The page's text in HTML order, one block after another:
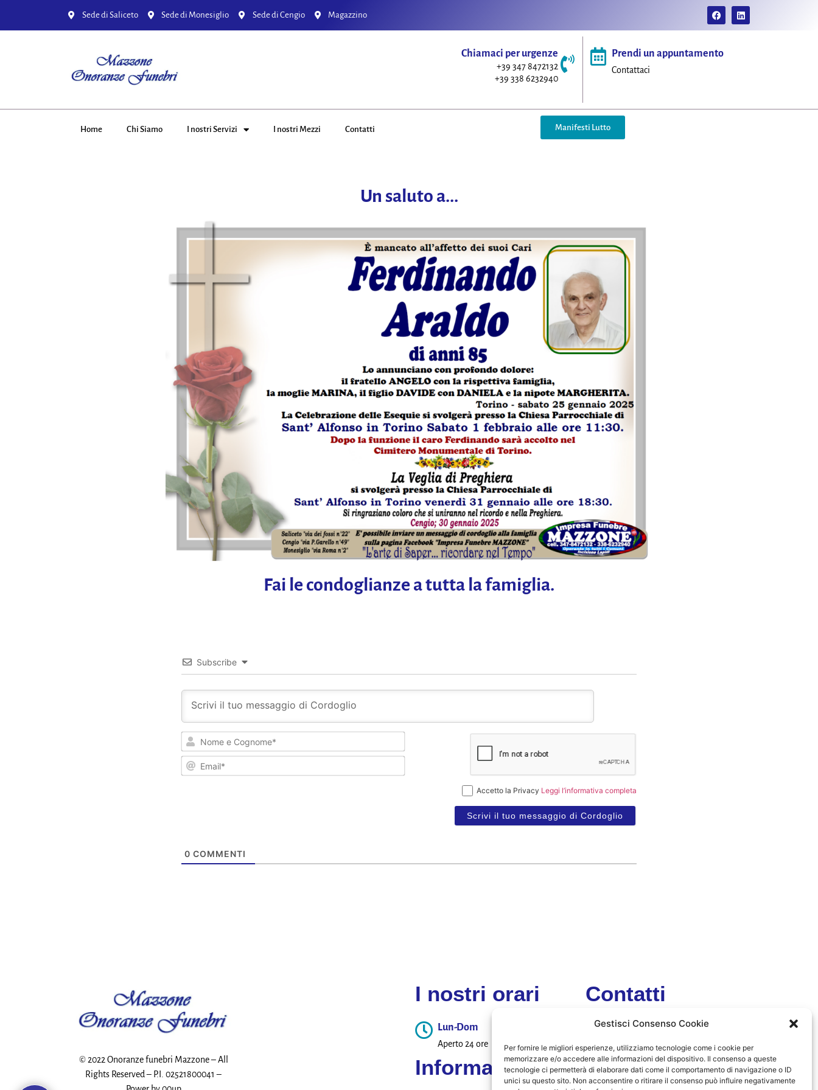
Gestisci Consenso Cookie
Per fornire le migliori esperienze, utilizziamo tecnologie come i cookie per
memorizzare e/o accedere alle informazioni del dispositivo. Il consenso a queste
tecnologie ci permetterà di elaborare dati come il comportamento di navigazione o ID
unici su questo sito. Non acconsentire o ritirare il consenso può influire negativamente
Sede di Saliceto Sede di Monesiglio Sede di Cengio Magazzino
Chiamaci per urgenze
+39 347 8472132
+39 338 6232940
Prendi un appuntamento
Contattaci
Home Chi Siamo I nostri Servizi I nostri Mezzi Contatti Manifesti Lutto
Un saluto a...
Fai le condoglianze a tutta la famiglia.
Subscribe
e
Accetto la Privacy Leggi l’informativa completa
0 COMMENTI
© 2022 Onoranze funebri Mazzone – All
Rights Reserved – P.I. 02521800041 –
I nostri orari
Lun-Dom
Aperto 24 ore
Informativa
Contatti
Email:
mazzonesnc2011@gmail.com
Urgenze
+39 347 8472132